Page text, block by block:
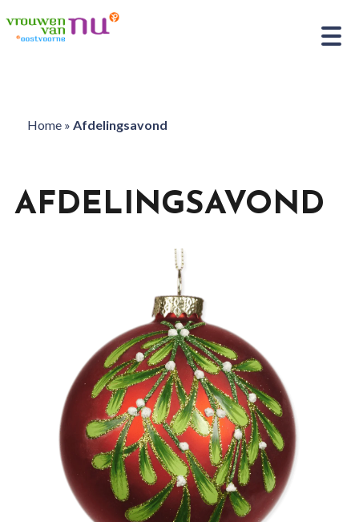
Home» Afdelingsavond
AFDELINGSAVOND